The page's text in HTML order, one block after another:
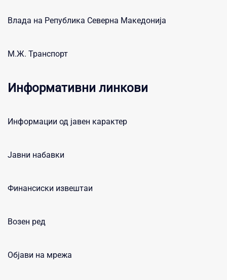
Влада на Република Северна Македонија
М.Ж. Транспорт
Информативни линкови
Информации од јавен карактер
Јавни набавки
Финансиски извештаи
Возен ред
Објави на мрежа